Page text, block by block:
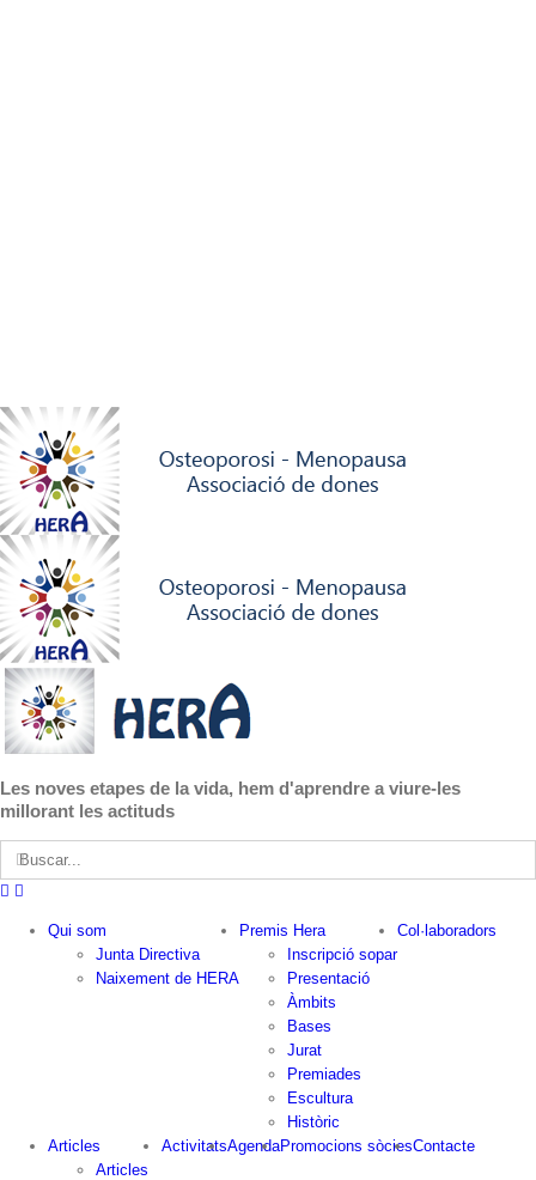
Les noves etapes de la vida, hem d'aprendre a viure-les
millorant les actituds
Buscar:
Qui som
Junta Directiva
Naixement de HERA
Premis Hera
Inscripció sopar
Presentació
Àmbits
Bases
Jurat
Premiades
Escultura
Històric
Col·laboradors
Articles
Articles
ActivitatsAgendaPromocions sòciesContacte